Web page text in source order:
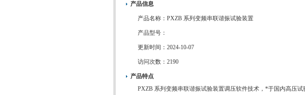
产品信息
产品名称： PXZB 系列变频串联谐振试验装置
产品型号：
更新时间： 2024-10-07
访问次数： 2190
产品特点
PXZB 系列变频串联谐振试验装置调压软件技术，*于国内高压